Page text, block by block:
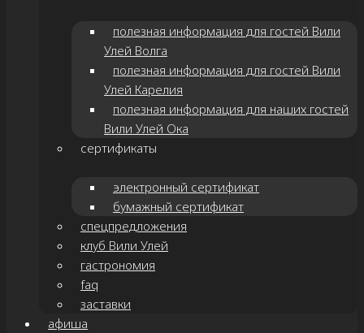
полезная информация для гостей Вили
Улей Волга
полезная информация для гостей Вили
Улей Карелия
полезная информация для наших гостей
Вили Улей Ока
сертификаты
электронный сертификат
бумажный сертификат
спецпредложения
клуб Вили Улей
гастрономия
faq
заставки
афиша